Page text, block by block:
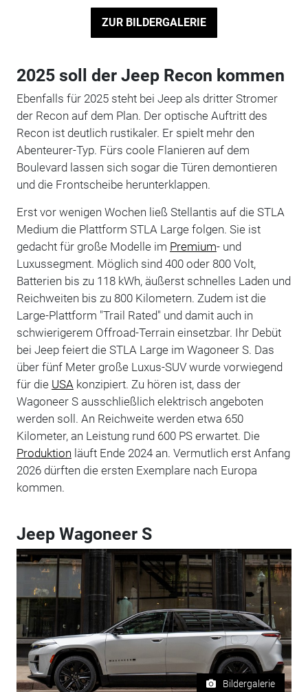
ZUR BILDERGALERIE
2025 soll der Jeep Recon kommen
Ebenfalls für 2025 steht bei Jeep als dritter Stromer
der Recon auf dem Plan. Der optische Auftritt des
Recon ist deutlich rustikaler. Er spielt mehr den
Abenteurer-Typ. Fürs coole Flanieren auf dem
Boulevard lassen sich sogar die Türen demontieren
und die Frontscheibe herunterklappen.
Erst vor wenigen Wochen ließ Stellantis auf die STLA
Medium die Plattform STLA Large folgen. Sie ist
gedacht für große Modelle im Premium- und
Luxussegment. Möglich sind 400 oder 800 Volt,
Batterien bis zu 118 kWh, äußerst schnelles Laden und
Reichweiten bis zu 800 Kilometern. Zudem ist die
Large-Plattform "Trail Rated" und damit auch in
schwierigerem Offroad-Terrain einsetzbar. Ihr Debüt
bei Jeep feiert die STLA Large im Wagoneer S. Das
über fünf Meter große Luxus-SUV wurde vorwiegend
für die USA konzipiert. Zu hören ist, dass der
Wagoneer S ausschließlich elektrisch angeboten
werden soll. An Reichweite werden etwa 650
Kilometer, an Leistung rund 600 PS erwartet. Die
Produktion läuft Ende 2024 an. Vermutlich erst Anfang
2026 dürften die ersten Exemplare nach Europa
kommen.
Jeep Wagoneer S
Bildergalerie